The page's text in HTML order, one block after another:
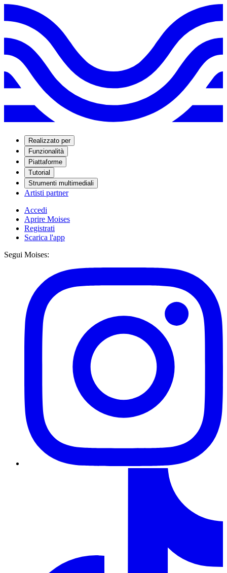
Realizzato per
Funzionalità
Piattaforme
Tutorial
Strumenti multimediali
Artisti partner
Accedi
Aprire Moises
Registrati
Scarica l'app
Segui Moises: